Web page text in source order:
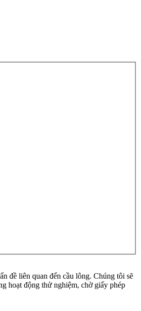
đề liên quan đến cầu lông. Chúng tôi sẽ
hoạt động thử nghiệm, chờ giấy phép